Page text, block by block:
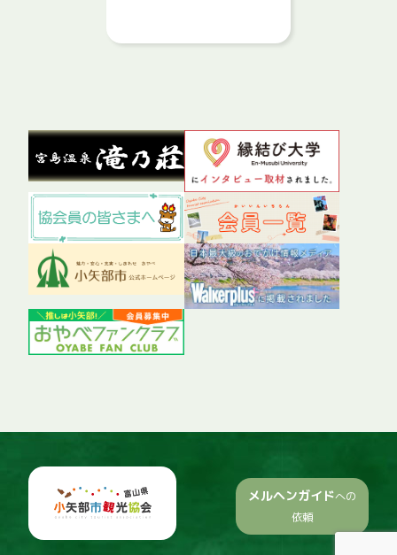
メルヘンガイドへの
依頼